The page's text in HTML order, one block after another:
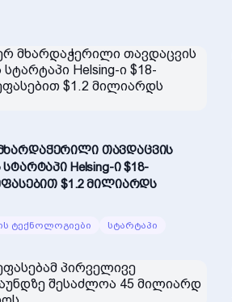
მხარდაჭერილი თავდაცვის
Helsing-ი $18-
$1.2 მილიარდს
ტექნოლოგიები სტარტაპი